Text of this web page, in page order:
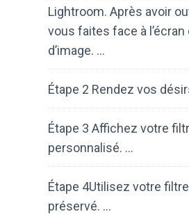
Lightroom. Après avoir
vous faites face à
d’image. …
Étape 2 Rendez vos
Étape 3 Affichez votre
personnalisé. …
Étape 4Utilisez votre
préservé. …